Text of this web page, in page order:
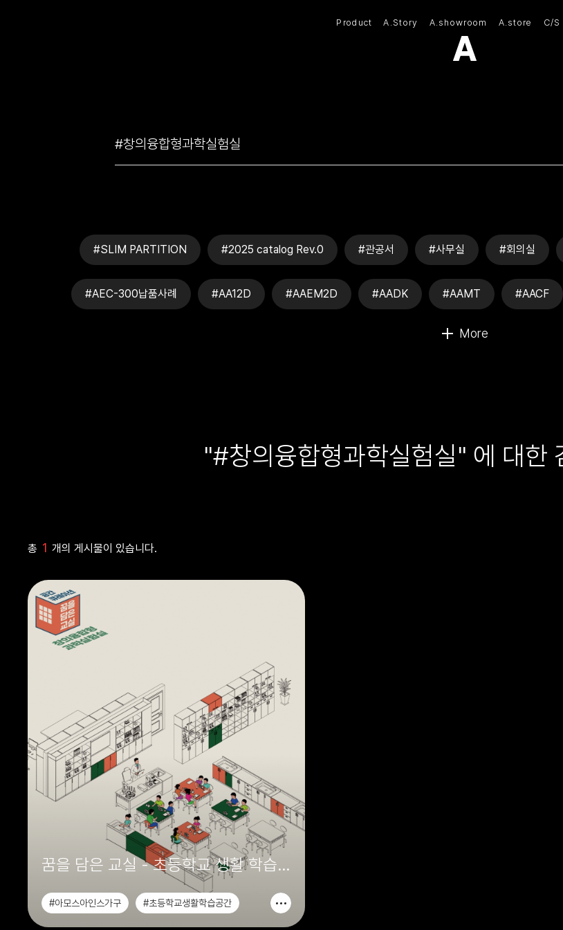
Product A.Story A.showroom A.store C/
(주)아모스아인스가구
#SLIM PARTITION #2025 catalog Rev.0 #관공서 #사무실 #회의실
#AEC-300납품사례 #AA12D #AAEM2D #AADK #AAMT #AACF
"#창의융합형과학실험실" 에 대한
총 1 개의 게시물이 있습니다.
꿈을 담은 교실 - 초등학교 생활 학습
공간
#아모스아인스가구
#초등학교생활학습공간